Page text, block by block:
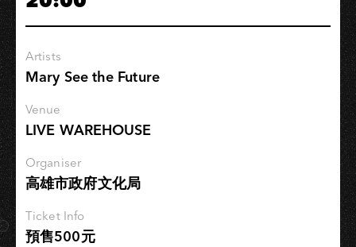
路
人
是
免
了》
Artists
Mary See the Future
Venue
LIVE WAREHOUSE
Organiser
高雄市政府文化局
Ticket Info
預售500元